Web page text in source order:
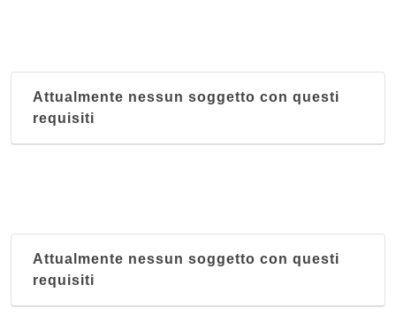
Attualmente nessun soggetto con questi
requisiti
Attualmente nessun soggetto con questi
requisiti